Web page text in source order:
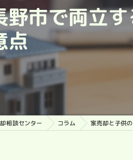
市で両立
点
相談センター コラム 家売却と子供